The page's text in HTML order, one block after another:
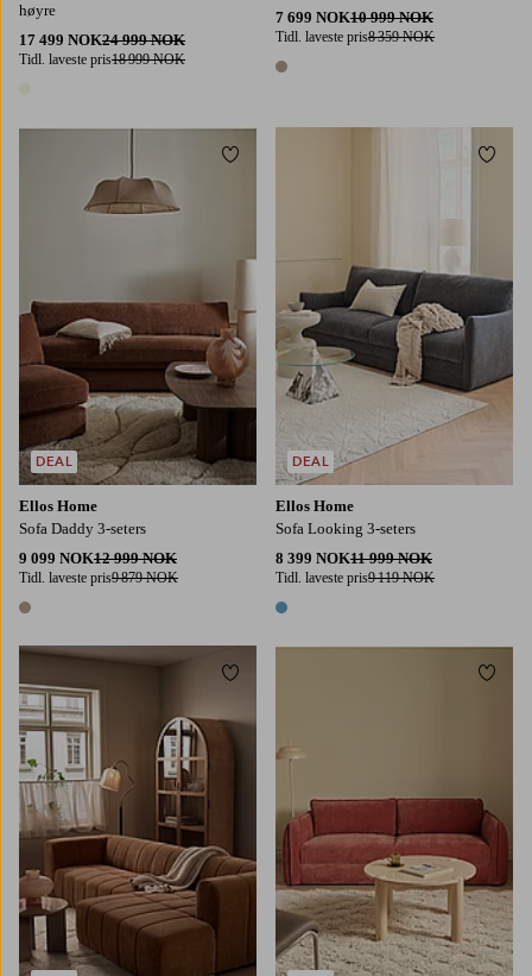
høyre
17 499 NOK24 999 NOK
Tidl. laveste pris18 999 NOK
7 699 NOK10 999 NOK
Tidl. laveste pris8 359 NOK
1 farge
Ellos Home
Sofa Daddy 3-seters
9 099 NOK12 999 NOK
Tidl. laveste pris9 879 NOK
1 farge
DEAL
Legg til favoritter
Ellos Home
Sofa Looking 3-seters
8 399 NOK11 999 NOK
Tidl. laveste pris9 119 NOK
1 farge
DEAL
Legg til favoritter